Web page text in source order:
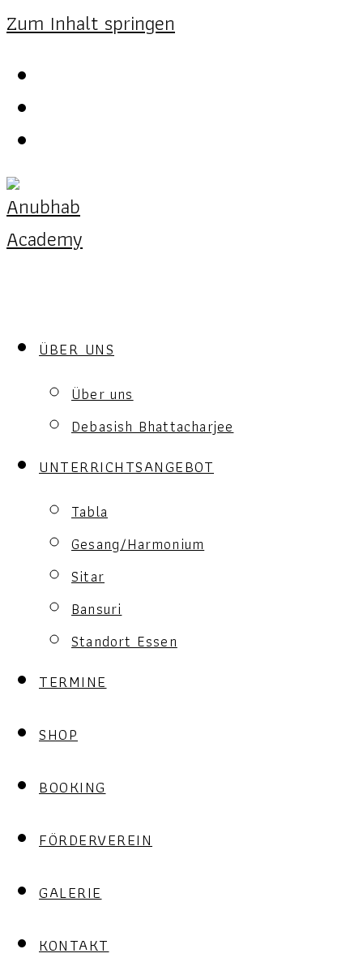
Zum Inhalt springen
ÜBER UNS
Über uns
Debasish Bhattacharjee
UNTERRICHTSANGEBOT
Tabla
Gesang/Harmonium
Sitar
Bansuri
Standort Essen
TERMINE
SHOP
BOOKING
FÖRDERVEREIN
GALERIE
KONTAKT